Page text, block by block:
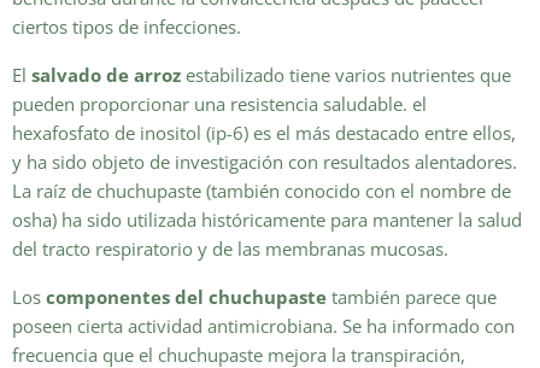
ciertos tipos de infecciones.
El salvado de arroz estabilizado tiene varios nutrientes que
pueden proporcionar una resistencia saludable. el
hexafosfato de inositol (ip-6) es el más destacado entre ellos,
y ha sido objeto de investigación con resultados alentadores.
La raíz de chuchupaste (también conocido con el nombre de
osha) ha sido utilizada históricamente para mantener la salud
del tracto respiratorio y de las membranas mucosas.
Los componentes del chuchupaste también parece que
poseen cierta actividad antimicrobiana. Se ha informado con
frecuencia que el chuchupaste mejora la transpiración,